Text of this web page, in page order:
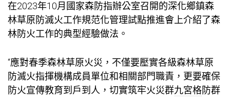
在2023年10月國家森防指辦公室召開的深化鄉鎮森
林草原防滅火工作規范化管理試點推進會上介紹了森
林防火工作的典型經驗做法。
“應對春季森林草原火災，不僅要壓實各級森林草原
防滅火指揮機構成員單位和相關部門職責，更要確保
防火宣傳教育到戶到人，切實筑牢火災群九宮格防群